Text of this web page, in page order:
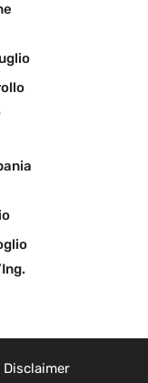
Disclaimer